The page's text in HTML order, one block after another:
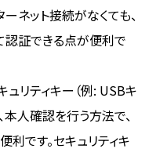
ネット接続がなくても、
認証できる点が便利で
リティキー（例: USBキ
本人確認を行う方法で、
です。セキュリティキ